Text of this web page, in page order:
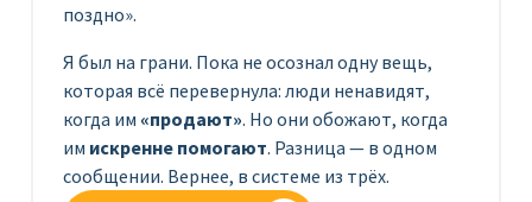
поздно».
Я был на грани. Пока не осознал одну вещь,
которая всё перевернула: люди ненавидят,
когда им «продают». Но они обожают, когда
им искренне помогают. Разница — в одном
сообщении. Вернее, в системе из трёх.